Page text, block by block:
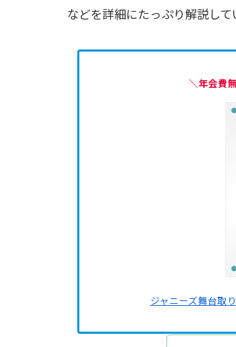
などを詳細にたっぷり解説して
＼年会費
ジャニーズ舞台取